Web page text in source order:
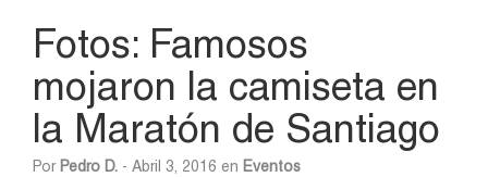
Fotos: Famosos
mojaron la camiseta en
la Maratón de Santiago
Por Pedro D. - Abril 3, 2016 en Eventos